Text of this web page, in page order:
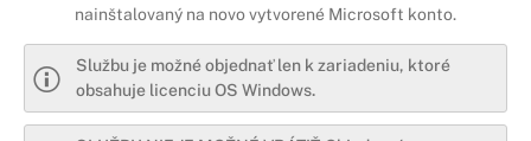
nainštalovaný na novo vytvorené Microsoft konto.
Službu je možné objednať len k zariadeniu, ktoré
obsahuje licenciu OS Windows.